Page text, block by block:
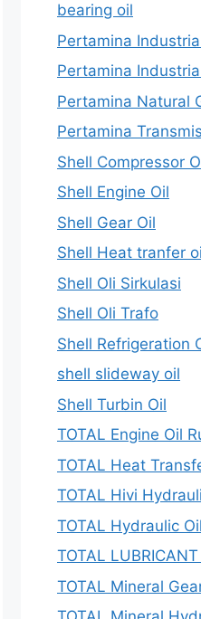
bearing oil
Pertamina
Pertamina
Pertamina Natural
Pertamina
Shell Compressor
Shell Engine Oil
Shell Gear Oil
Shell Heat tranfer
Shell Oli Sirkulasi
Shell Oli Trafo
Shell Refrigeration
shell slideway oil
Shell Turbin Oil
TOTAL Engine Oil
TOTAL Heat
TOTAL Hivi
TOTAL Hydraulic
TOTAL LUBRICANT
TOTAL Mineral